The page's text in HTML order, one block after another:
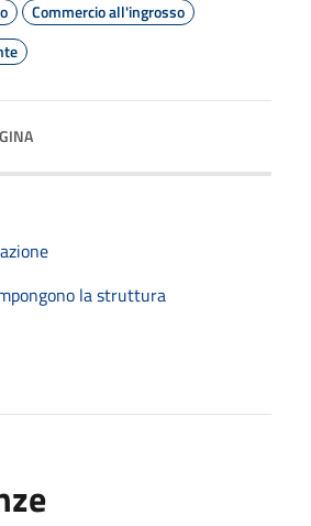
Commercio all'ingrosso
la struttura